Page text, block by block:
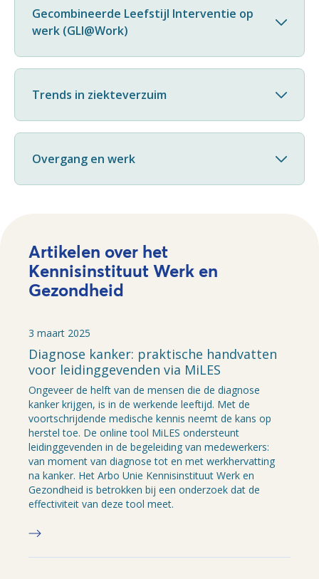
Gecombineerde Leefstijl Interventie op
werk (GLI@Work)
Trends in ziekteverzuim
Overgang en werk
Artikelen over het
Kennisinstituut Werk en
Gezondheid
3 maart 2025
Diagnose kanker: praktische handvatten
voor leidinggevenden via MiLES
Ongeveer de helft van de mensen die de diagnose
kanker krijgen, is in de werkende leeftijd. Met de
voortschrijdende medische kennis neemt de kans op
herstel toe. De online tool MiLES ondersteunt
leidinggevenden in de begeleiding van medewerkers:
van moment van diagnose tot en met werkhervatting
na kanker. Het Arbo Unie Kennisinstituut Werk en
Gezondheid is betrokken bij een onderzoek dat de
effectiviteit van deze tool meet.